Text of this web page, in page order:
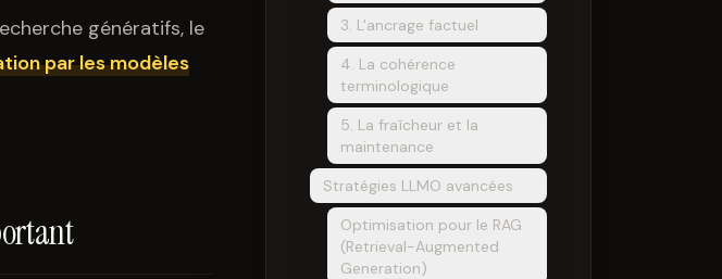
génératifs, le
par les modèles
3. L'ancrage factuel
4. La cohérence
terminologique
5. La fraîcheur et la
maintenance
Stratégies LLMO avancées
Optimisation pour le RAG
(Retrieval-Augmented
Generation)